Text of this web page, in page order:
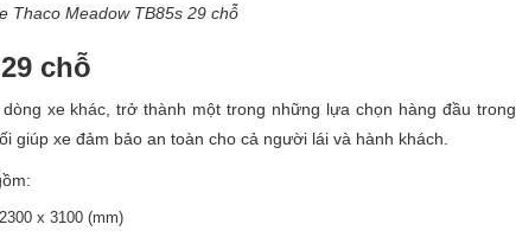
Thaco Meadow TB85s 29 chỗ
chỗ
xe khác, trở thành một trong những lựa chọn hàng đầu trong
giúp xe đảm bảo an toàn cho cả người lái và hành khách.
x 3100 (mm)